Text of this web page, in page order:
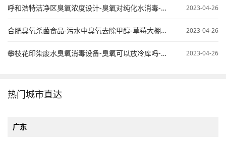
呼和浩特洁净区臭氧浓度设计-臭氧对纯化水消毒-臭氧纯水杀菌 2023-04-26
合肥臭氧杀菌食品-污水中臭氧去除甲醇-草莓大棚臭氧使用 2023-04-26
攀枝花印染废水臭氧消毒设备-臭氧可以放冷库吗-桶装水臭氧处理 2023-04-26
热门城市直达
广东